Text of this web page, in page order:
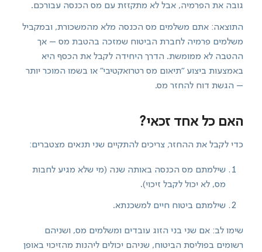
גובה את הפרמיה, אבל לא מתקזזת עם מס הכנסה עבורכם.
התוצאה: אתם משלמים מס הכנסה מלא מהמשכורת, ובמקביל
משלמים פרמיה לחברת הביטוח שמזכה בהטבת מס – אך
ההטבה לא ממומשת. הדרך היחידה לקבל את הכסף היא
באמצעות ביצוע "תיאום מס רטרואקטיבי" או בשמו המוכר יותר
– הגשת דוח להחזר מס.
האם כל אחד זכאי?
כדי לקבל את ההחזר, צריכים להתקיים שני תנאים מצטברים:
שילמתם מס הכנסה באותה שנה (מי שלא מגיע לחבות
מס, לא יכול לקבל זיכוי).
שילמתם ביטוח חיים למשכנתא.
שימו לב: אם שני בני הזוג עובדים ומשלמים מס, ושניהם
רשומים בפוליסת הביטוח, שניהם יכולים ליהנות מהזיכוי באופן